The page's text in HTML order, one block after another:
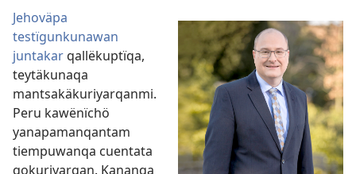
Jehoväpa
testïgunkunawan
juntakarqallëkuptïqa,
teytäkunaqa
mantsakäkuriyarqanmi.
Peru kawënïchö
yanapamanqantam
tiempuwanqa cuentata
qokuriyarqan. Kananqa